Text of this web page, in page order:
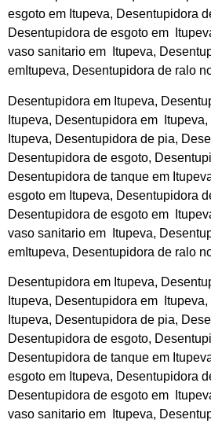
esgoto em Itupeva, Desentupidora
Desentupidora de esgoto em
vaso sanitario em Itupeva,
emItupeva, Desentupidora de ralo
Desentupidora em Itupeva,
Itupeva, Desentupidora em
Itupeva, Desentupidora de pia,
Desentupidora de esgoto,
Desentupidora de tanque em
esgoto em Itupeva, Desentupidora
Desentupidora de esgoto em
vaso sanitario em Itupeva,
emItupeva, Desentupidora de ralo
Desentupidora em Itupeva,
Itupeva, Desentupidora em
Itupeva, Desentupidora de pia,
Desentupidora de esgoto,
Desentupidora de tanque em
esgoto em Itupeva, Desentupidora
Desentupidora de esgoto em
vaso sanitario em Itupeva,